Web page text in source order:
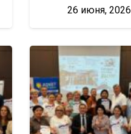
26 июня, 2026